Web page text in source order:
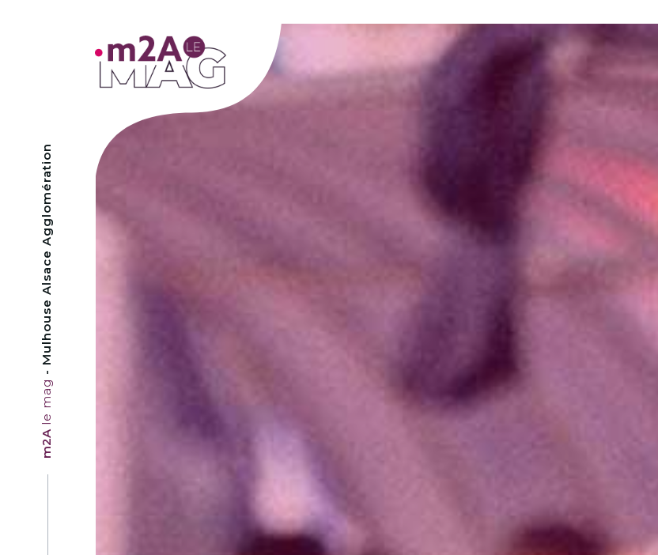
m2A
le mag
- Mulhouse Alsace Agglomération